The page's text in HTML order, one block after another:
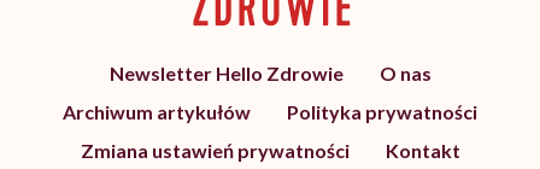
Newsletter Hello Zdrowie
O nas
Archiwum artykułów
Polityka prywatności
Zmiana ustawień prywatności
Kontakt